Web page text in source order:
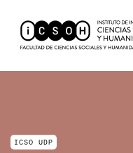
ICSO UDP